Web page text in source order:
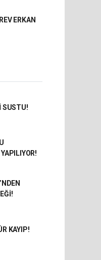
ERKAN
SUSTU!
KAYIP!